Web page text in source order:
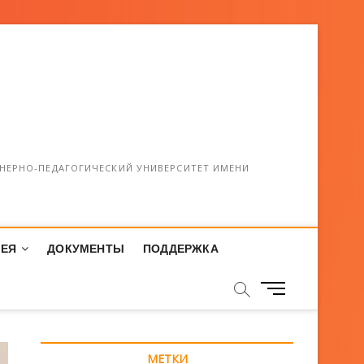
ПЕДАГОГИЧЕСКИЙ УНИВЕРСИТЕТ ИМЕНИ
ДОКУМЕНТЫ ПОДДЕРЖКА
М
ю
МЕТКИ